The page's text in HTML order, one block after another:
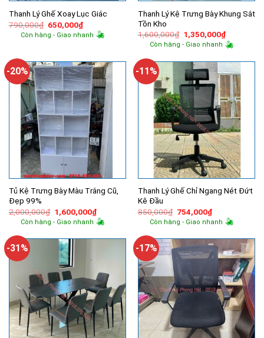
Thanh Lý Ghế Xoay Lục Giác
790,000₫ Giá
gốc
là:
650,000₫Giá
hiện
tại
Còn hàng - Giao nhanh
Thanh Lý Kệ Trưng Bày Khung Sắt
Tồn Kho
1,600,000₫ Giá
gốc
là:
1,350,000₫Giá
hiện
tại
Còn hàng - Giao nhanh
-20%
Tủ Kệ Trưng Bày Màu Trắng Cũ,
Đẹp 99%
2,000,000₫ Giá
gốc
là:
1,600,000₫Giá
hiện
tại
1,600,000₫.
Còn hàng - Giao nhanh
-11%
Thanh Lý Ghế Chỉ Ngang Nét Đứt
Kê Đầu
850,000₫ Giá
gốc
là:
754,000₫Giá
hiện
tại
754,000₫.
Còn hàng - Giao nhanh
-31% -17%